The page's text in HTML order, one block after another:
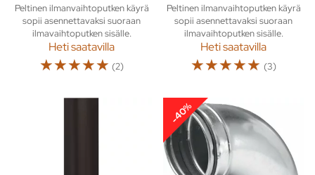
Peltinen ilmanvaihtoputken käyrä
sopii asennettavaksi suoraan
ilmavaihtoputken sisälle.
Heti saatavilla
☆☆☆☆☆ (2)
Peltinen ilmanvaihtoputken käyrä
sopii asennettavaksi suoraan
ilmavaihtoputken sisälle.
Heti saatavilla
☆☆☆☆☆ (3)
-40%